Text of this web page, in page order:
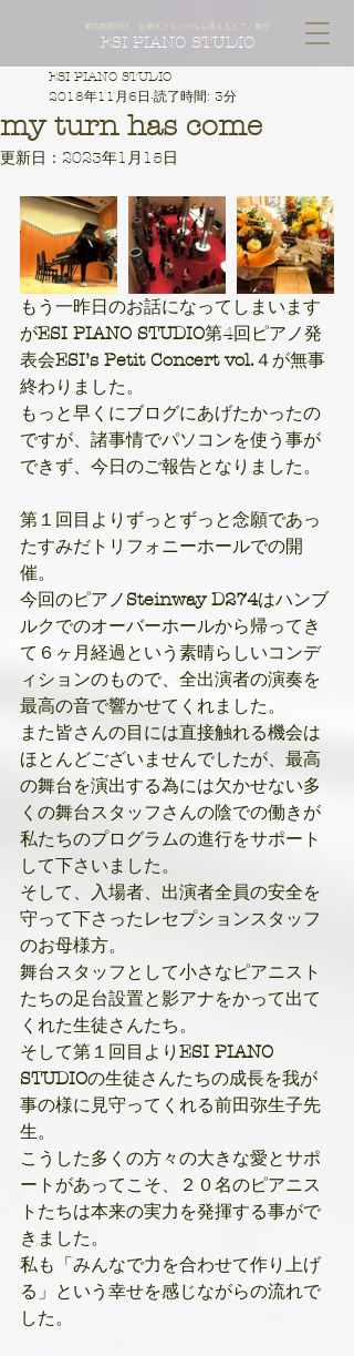
東京都墨田区、台東区どちらからも通えるピアノ教室
ESI PIANO STUDIO
my turn has come
ESI PIANO STUDIO
2018年11月6日 読了時間: 3分
更新日： 2023年1月15日
もう一昨日のお話になってしまいます
がESI PIANO STUDIO第4回ピアノ発
表会ESI’s Petit Concert vol.４が無事
終わりました。
もっと早くにブログにあげたかったの
ですが、諸事情でパソコンを使う事が
できず、今日のご報告となりました。
第１回目よりずっとずっと念願であっ
たすみだトリフォニーホールでの開
催。
今回のピアノ Steinway D274はハンブ
ルクでのオーバーホールから帰ってき
て６ヶ月経過という素晴らしいコンデ
ィションのもので、全出演者の演奏を
最高の音で響かせてくれました。
また皆さんの目には直接触れる機会は
ほとんどございませんでしたが、最高
の舞台を演出する為には欠かせない多
くの舞台スタッフさんの陰での働きが
私たちのプログラムの進行をサポート
して下さいました。
そして、入場者、出演者全員の安全を
守って下さったレセプションスタッフ
のお母様方。
舞台スタッフとして小さなピアニスト
たちの足台設置と影アナをかって出て
くれた生徒さんたち。
そして第１回目より ESI PIANO
STUDIOの生徒さんたちの成長を我が
事の様に見守ってくれる前田弥生子先
生。
こうした多くの方々の大きな愛とサポ
ートがあってこそ、２０名のピアニス
トたちは本来の実力を発揮する事がで
きました。
私も「みんなで力を合わせて作り上げ
る」という幸せを感じながらの流れで
した。